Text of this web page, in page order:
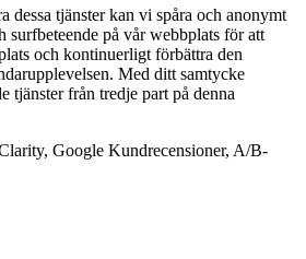
dessa tjänster kan vi spåra och anonymt
surfbeteende på vår webbplats för att
och kontinuerligt förbättra den
Med ditt samtycke
tjänster från tredje part på denna
Google Kundrecensioner, A/B-